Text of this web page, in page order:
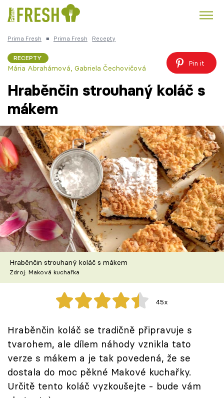
Česká kuchyně Čokoláda
Témata
Recepty
Články
TV Program
Škola vaření
Recepty z TV
Speciál: Cuketa
Těhotnej kuchař
Sledujte prima+
Přihlášení
Prima Fresh ■ Prima Fresh Recepty
RECEPTY
Mária Abrahámová, Gabriela Čechovičová
Pin it
Hraběnčin strouhaný koláč s
mákem
Hraběnčin strouhaný koláč s mákem
Zdroj: Maková kuchařka
45x
Hraběnčin koláč se tradičně připravuje s
tvarohem, ale dílem náhody vznikla tato
verze s mákem a je tak povedená, že se
dostala do moc pěkné Makové kuchařky.
Určitě tento koláč vyzkoušejte - bude vám